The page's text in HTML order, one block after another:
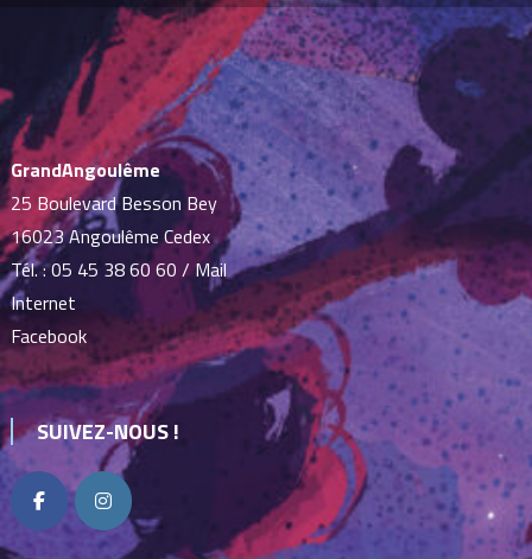
GrandAngoulême
25 Boulevard Besson Bey
16023 Angoulême Cedex
Tél. :05 45 38 60 60 /Mail
Internet
Facebook
SUIVEZ-NOUS !